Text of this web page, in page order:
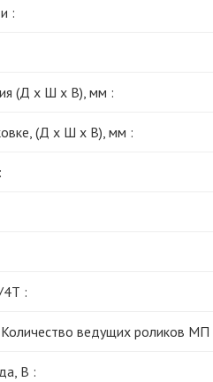
:
(Д х Ш х В), мм :
(Д х Ш х В), мм :
4Т :
ведущих роликов МП
В :